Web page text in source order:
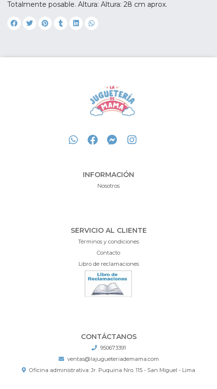
Totalmente posable. Altura: Altura: 28 cm aprox.
INFORMACIÓN
Nosotros
SERVICIO AL CLIENTE
Términos y condiciones
Contacto
Libro de reclamaciones
CONTÁCTANOS
950673391
ventas@lajugueteriademama.com
Oficina administrativa: Jr. Puquina Nro. 115 - San Miguel - Lima